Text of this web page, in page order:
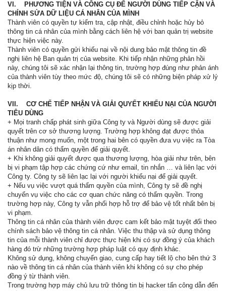
VI. PHƯƠNG TIỆN VÀ CÔNG CỤ ĐỂ NGƯỜI DÙNG TIẾP CẬN VÀ
CHỈNH SỬA DỮ LIỆU CÁ NHÂN CỦA MÌNH
Thành viên có quyền tự kiểm tra, cập nhật, điều chỉnh hoặc hủy bỏ
thông tin cá nhân của mình bằng cách liên hệ với ban quản trị website
thực hiện việc này.
Thành viên có quyền gửi khiếu nại về nội dung bảo mật thông tin đề
nghị liên hệ Ban quản trị của website. Khi tiếp nhận những phản hồi
này, chúng tôi sẽ xác nhận lại thông tin, trường hợp đúng như phản ánh
của thành viên tùy theo mức độ, chúng tôi sẽ có những biện pháp xử lý
kịp thời.
VII. CƠ CHẾ TIẾP NHẬN VÀ GIẢI QUYẾT KHIẾU NẠI CỦA NGƯỜI
TIÊU DÙNG
+ Mọi tranh chấp phát sinh giữa Công ty và Người dùng sẽ được giải
quyết trên cơ sở thương lượng. Trường hợp không đạt được thỏa
thuận như mong muốn, một trong hai bên có quyền đưa vụ việc ra Tòa
án nhân dân có thẩm quyền để giải quyết.
+ Khi không giải quyết được qua thương lượng, hòa giải như trên, bên
bị vi phạm tập hợp các chứng cứ như email, tin nhắn … và liên lạc với
Công ty. Công ty sẽ liên lạc lại với người khiếu nại để giải quyết.
+ Nếu vụ việc vượt quá thẩm quyền của mình, Công ty sẽ đề nghị
chuyển vụ việc cho các cơ quan chức năng có thẩm quyền. Trong
trường hợp này, Công ty vẫn phối hợp hỗ trợ để bảo vệ tốt nhất bên bị
vi phạm.
Thông tin cá nhân của thành viên được cam kết bảo mật tuyệt đối theo
chính sách bảo vệ thông tin cá nhân. Việc thu thập và sử dụng thông
tin của mỗi thành viên chỉ được thực hiện khi có sự đồng ý của khách
hàng đó trừ những trường hợp pháp luật có quy định khác.
Không sử dụng, không chuyển giao, cung cấp hay tiết lộ cho bên thứ 3
nào về thông tin cá nhân của thành viên khi không có sự cho phép
đồng ý từ thành viên.
Trong trường hợp máy chủ lưu trữ thông tin bị hacker tấn công dẫn đến